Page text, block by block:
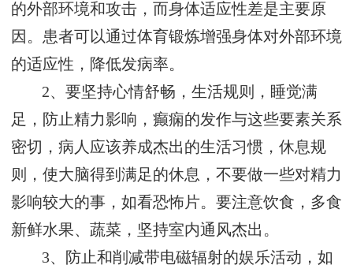
的外部环境和攻击，而身体适应性差是主要原
因。患者可以通过体育锻炼增强身体对外部环境
的适应性，降低发病率。
2、要坚持心情舒畅，生活规则，睡觉满
足，防止精力影响，癫痫的发作与这些要素关系
密切，病人应该养成杰出的生活习惯，休息规
则，使大脑得到满足的休息，不要做一些对精力
影响较大的事，如看恐怖片。要注意饮食，多食
新鲜水果、蔬菜，坚持室内通风杰出。
3、防止和削减带电磁辐射的娱乐活动，如